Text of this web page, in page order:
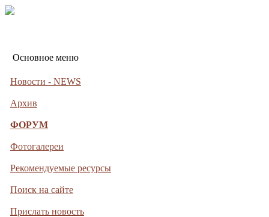
Основное меню
Новости - NEWS
Архив
ФОРУМ
Фотогалереи
Рекомендуемые ресурсы
Поиск на сайте
Прислать новость